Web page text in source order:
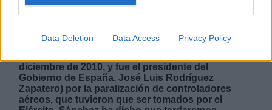
Data Deletion Data Access Privacy Policy
rápidamente se ha expandido, detrás de China,
sólo se declara en casos de catástrofes,
calamidades terremotos, también crisis sanitarias.
diciembre de 2010, y fue el presidente del
Gobierno de España, José Luis Rodríguez
Zapatero) por la paralización de controladores
aéreos, que tuvieron que ser tomados por el